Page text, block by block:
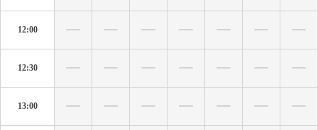
12:00
12:30
13:00